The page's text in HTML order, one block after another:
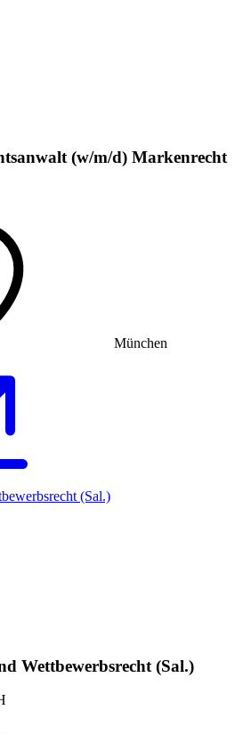
(w/m/d) Markenrecht
München
(Sal.)
Wettbewerbsrecht (Sal.)